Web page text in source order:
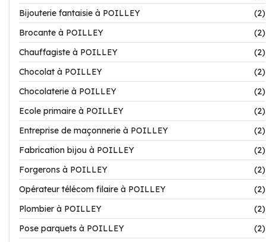
Bijouterie fantaisie à POILLEY
(2)
Brocante à POILLEY
(2)
Chauffagiste à POILLEY
(2)
Chocolat à POILLEY
(2)
Chocolaterie à POILLEY
(2)
Ecole primaire à POILLEY
(2)
Entreprise de maçonnerie à POILLEY
(2)
Fabrication bijou à POILLEY
(2)
Forgerons à POILLEY
(2)
Opérateur télécom filaire à POILLEY
(2)
Plombier à POILLEY
(2)
Pose parquets à POILLEY
(2)